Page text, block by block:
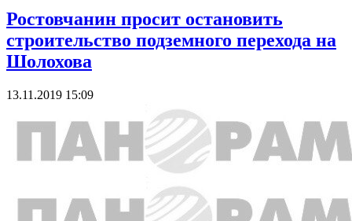
Ростовчанин просит остановить
строительство подземного перехода на
Шолохова
13.11.2019 15:09